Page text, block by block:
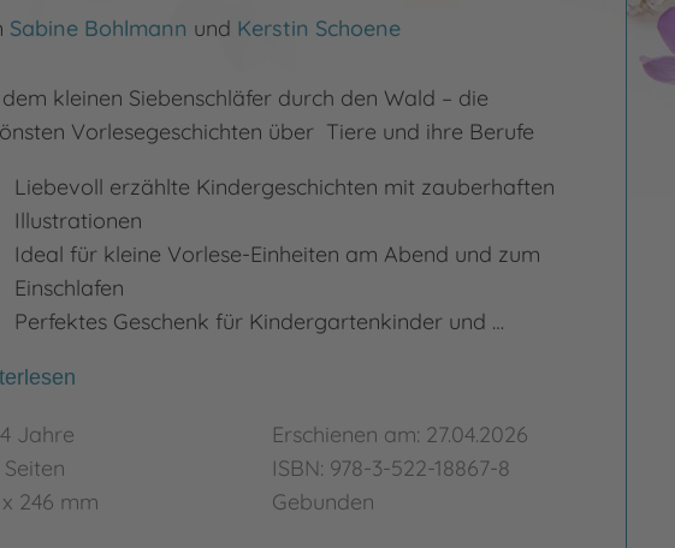
Sabine Bohlmann und Kerstin Schoene
kleinen Siebenschläfer durch den Wald – die
Vorlesegeschichten über Tiere und ihre Berufe
Liebevoll erzählte Kindergeschichten mit zauberhaften
Illustrationen
Ideal für kleine Vorlese-Einheiten am Abend und zum
Einschlafen
Perfektes Geschenk für Kindergartenkinder und …
Jahre
Seiten
x 246 mm
Erschienen am: 27.04.2026
ISBN: 978-3-522-18867-8
Gebunden